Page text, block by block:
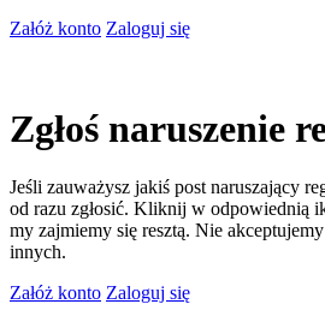
Załóż konto Zaloguj się
Zgłoś naruszenie
Jeśli zauważysz jakiś post naruszający
od razu zgłosić. Kliknij w odpowiednią
my zajmiemy się resztą. Nie
innych.
Załóż konto Zaloguj się